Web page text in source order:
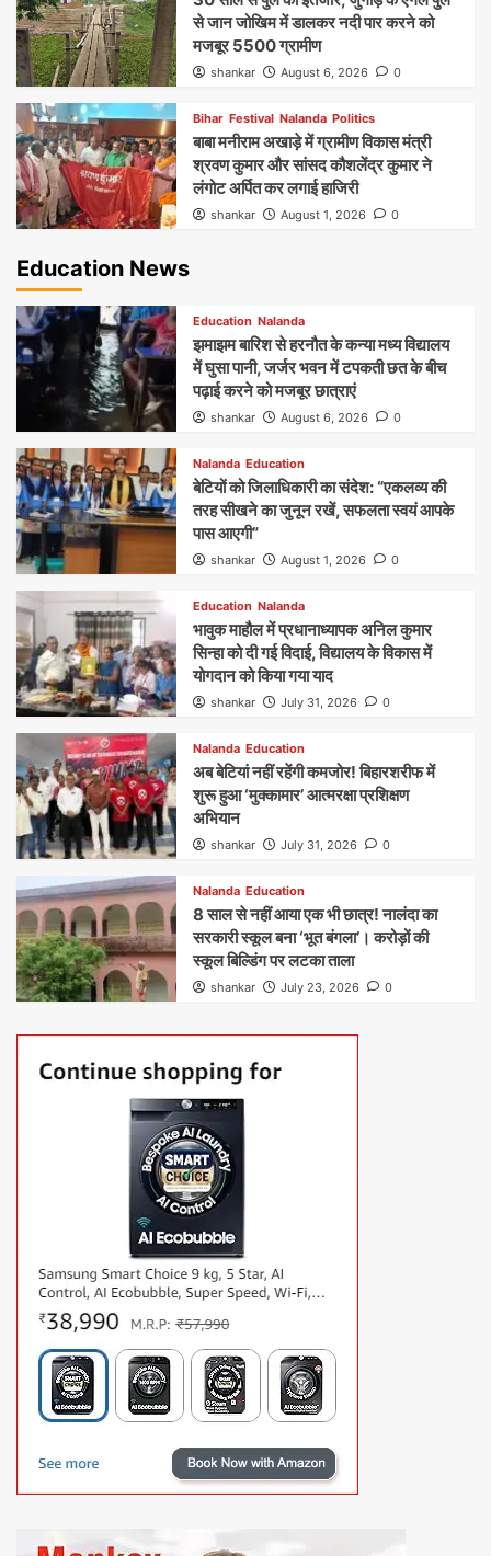
से जान जोखिम में डालकर नदी पार करने को
मजबूर 5500 ग्रामीण
shankar August 6, 2026 0
Bihar Festival Nalanda Politics
बाबा मनीराम अखाड़े में ग्रामीण विकास मंत्री
श्रवण कुमार और सांसद कौशलेंद्र कुमार ने
लंगोट अर्पित कर लगाई हाजिरी
shankar August 1, 2026 0
Education News
Education Nalanda
झमाझम बारिश से हरनौत के कन्या मध्य विद्यालय
में घुसा पानी, जर्जर भवन में टपकती छत के बीच
पढ़ाई करने को मजबूर छात्राएं
shankar August 6, 2026 0
Nalanda Education
बेटियों को जिलाधिकारी का संदेश: “एकलव्य की
तरह सीखने का जुनून रखें, सफलता स्वयं आपके
पास आएगी”
shankar August 1, 2026 0
Education Nalanda
भावुक माहौल में प्रधानाध्यापक अनिल कुमार
सिन्हा को दी गई विदाई, विद्यालय के विकास में
योगदान को किया गया याद
shankar July 31, 2026 0
Nalanda Education
अब बेटियां नहीं रहेंगी कमजोर! बिहारशरीफ में
शुरू हुआ ‘मुक्कामार’ आत्मरक्षा प्रशिक्षण
अभियान
shankar July 31, 2026 0
Nalanda Education
8 साल से नहीं आया एक भी छात्र! नालंदा का
सरकारी स्कूल बना ‘भूत बंगला’। करोड़ों की
स्कूल बिल्डिंग पर लटका ताला
shankar July 23, 2026 0